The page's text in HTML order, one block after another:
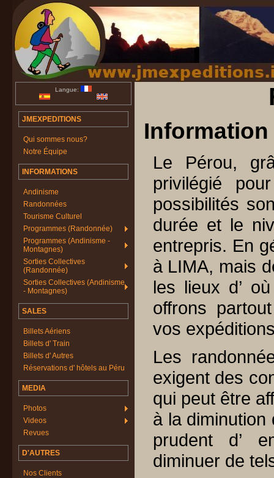
Langue:
JMEXPEDITIONS
Qui sommes nous?
Notre Équipe
INFORMATIONS
Andinisme
Randonnées
Tourisme Culturel
Programmes (Randonnée)
Programmes (Andinisme -
Montagnes)
Sorties Collectives
(Randonnée)
Sorties Collectives (Andinisme
- Montagnes)
SALES
Billets Aériens
Billets d' Train
Billets d' Autres
Réservations d' hôtels au Péru
MEDIA
Photos
Videos
Revues
D'AUTRES
Nos Clients
Information
Le Pérou,
privilégié
possibilités
durée et le
entrepris. En
à LIMA, mais
les lieux d’
offrons
vos
Les
exigent des
qui peut être
à la diminution
prudent d’
diminuer de